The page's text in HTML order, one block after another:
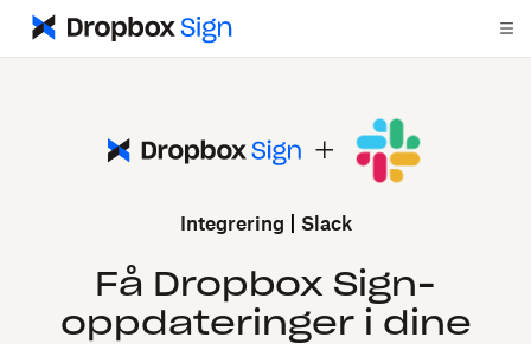
Integrering Slack
Få Dropbox Sign-
oppdateringer i dine